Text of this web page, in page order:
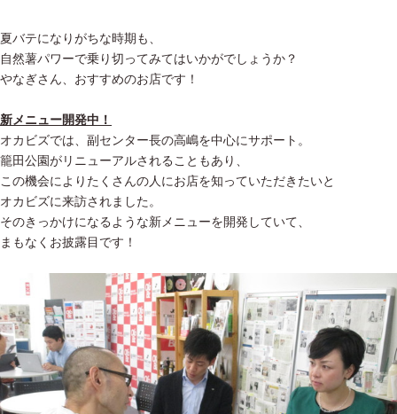
夏バテになりがちな時期も、
自然薯パワーで乗り切ってみてはいかがでしょうか？
やなぎさん、おすすめのお店です！
新メニュー開発中！
オカビズでは、副センター長の高嶋を中心にサポート。
籠田公園がリニューアルされることもあり、
この機会によりたくさんの人にお店を知っていただきたいと
オカビズに来訪されました。
そのきっかけになるような新メニューを開発していて、
まもなくお披露目です！